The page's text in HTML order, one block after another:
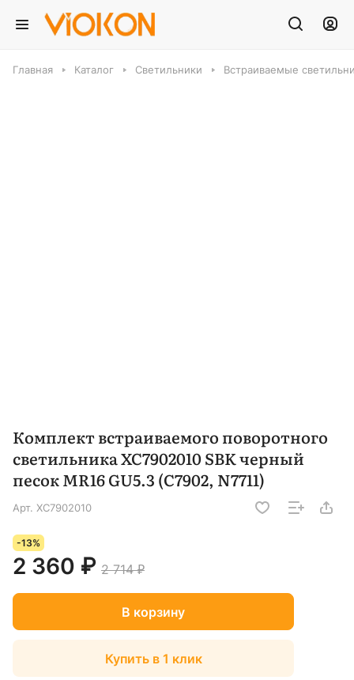
Главная Каталог Светильники Встраиваемые
Комплект встраиваемого поворотного
светильника XC7902010 SBK черный
песок MR16 GU5.3 (C7902, N7711)
Арт. XC7902010
-13%
2 360 ₽ 2 714 ₽
В корзину
Купить в 1 клик